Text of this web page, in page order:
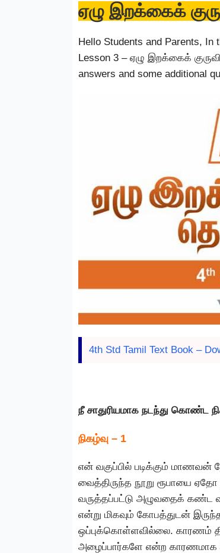
ஏழு இறக்கைக்
Hello Students and Parents, In
Lesson 3 – ஏழு இறக்கைக்
answers and some additional
4th Std Tamil Text Book –
நீ சாதுரியமாக நடந்து கொண்ட
நிகழ்வு – 1
என் வகுப்பில் படிக்கும் மாணவன்
வைத்திருந்த நூறு ரூபாயை
வருத்தப்பட்டு அழுவதைக் கண்ட
என்று மிகவும் கோபத்துடன்
ஒப்புக்கொள்ளவில்லை. காரணம்
அழைப்பார்களே என்ற காரணமாக